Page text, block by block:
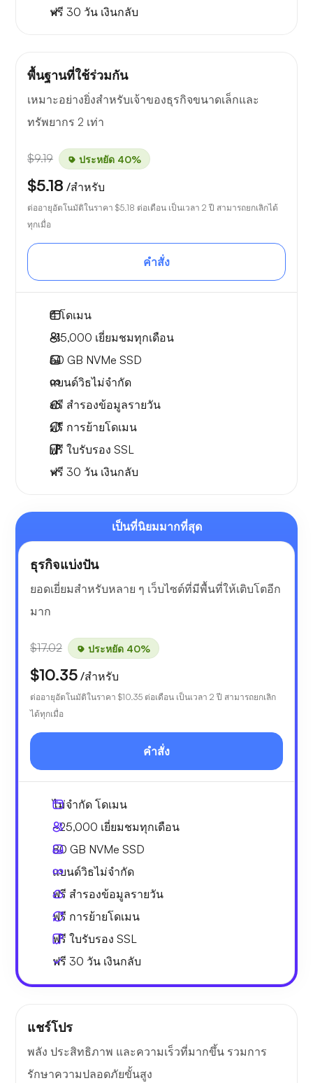
ฟรี 30 วัน เงินกลับ
พื้นฐานที่ใช้ร่วมกัน
เหมาะอย่างยิ่งสำหรับเจ้าของธุรกิจขนาดเล็กและ
ทรัพยากร 2 เท่า
$9.19 ประหยัด 40%
$5.18 /สำหรับ
ต่ออายุอัตโนมัติในราคา $5.18 ต่อเดือน เป็นเวลา 2 ปี สามารถยกเลิกได้
ทุกเมื่อ
คำสั่ง
4โดเมน
~15,000 เยี่ยมชมทุกเดือน
60 GB NVMe SSD
แบนด์วิธไม่จำกัด
ฟรี สำรองข้อมูลรายวัน
ฟรี การย้ายโดเมน
ฟรี ใบรับรอง SSL
ฟรี 30 วัน เงินกลับ
เป็นที่นิยมมากที่สุด
ธุรกิจแบ่งปัน
ยอดเยี่ยมสำหรับหลาย ๆ เว็บไซต์ที่มีพื้นที่ให้เติบโตอีก
มาก
$17.02 ประหยัด 40%
$10.35 /สำหรับ
ต่ออายุอัตโนมัติในราคา $10.35 ต่อเดือน เป็นเวลา 2 ปี สามารถยกเลิก
ได้ทุกเมื่อ
คำสั่ง
ไม่จำกัด โดเมน
~25,000 เยี่ยมชมทุกเดือน
80 GB NVMe SSD
แบนด์วิธไม่จำกัด
ฟรี สำรองข้อมูลรายวัน
ฟรี การย้ายโดเมน
ฟรี ใบรับรอง SSL
ฟรี 30 วัน เงินกลับ
แชร์โปร
พลัง ประสิทธิภาพ และความเร็วที่มากขึ้น รวมการ
รักษาความปลอดภัยขั้นสูง